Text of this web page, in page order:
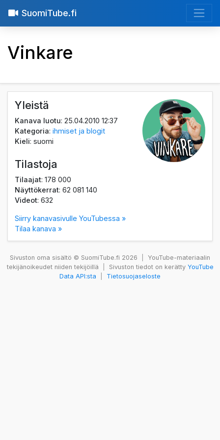
SuomiTube.fi
Vinkare
Yleistä
Kanava luotu: 25.04.2010 12:37
Kategoria:ihmiset ja blogit
Kieli: suomi
Tilastoja
Tilaajat: 178 000
Näyttökerrat: 62 081 140
Videot: 632
Siirry kanavasivulle YouTubessa »
Tilaa kanava »
Sivuston oma sisältö © SuomiTube.fi 2026
YouTube-materiaalin
tekijänoikeudet niiden tekijöillä
Sivuston tiedot on kerätty YouTube
Data API:sta
Tietosuojaseloste